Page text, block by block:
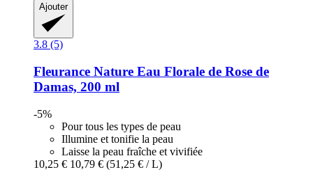
Ajouter
3.8 (5)
Fleurance Nature Eau Florale de Rose de
Damas, 200 ml
-5%
Pour tous les types de peau
Illumine et tonifie la peau
Laisse la peau fraîche et vivifiée
10,25 € 10,79 € (51,25 € / L)